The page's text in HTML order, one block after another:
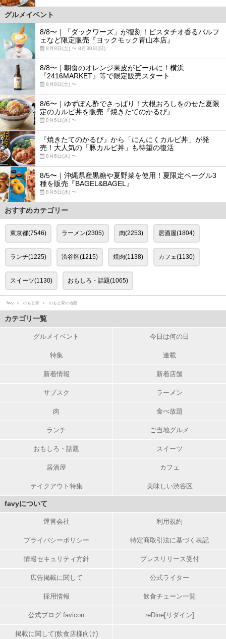
グルメイベント
8/8〜｜「ダックワーズ」が復刻！ピスタチオ香るパルフ
ェなど限定販売『ヨックモック青山本店』
8月8日(土) 〜 8月30日(日)
8/8〜｜朝食のオレンジ果皮がビールに！横浜
『2416MARKET』等で限定販売スタート
8月8日(土) 〜
8/6〜｜ゆずぽん酢でさっぱり！大根おろしをのせた夏限
定のカルビ丼を販売『焼きたてのかるび』
8月6日(木) 〜
『焼きたてのかるび』から「にんにくカルビ丼」が発
売！大人気の「豚カルビ丼」も待望の復活
8月6日(木) 〜
8/5〜｜沖縄県産黒糖や夏野菜を使用！夏限定ベーグル3
種を販売『BAGEL&BAGEL』
8月5日(水) 〜
おすすめカテゴリー
東京都(7546) ラーメン(2305) 肉(2253) 居酒屋(1804)
ランチ(1225) 渋谷区(1215) 焼肉(1138) カフェ(1130)
スイーツ(1130) おもしろ・話題(1065)
favy のもと家 のもと家の地図
カテゴリ一覧
グルメイベント 今日は何の日
特集 連載
新着情報 新着店舗
サブスク ラーメン
肉 食べ放題
ランチ ご当地グルメ
おもしろ・話題 スイーツ
居酒屋 カフェ
テイクアウト特集 美味しい渋谷区
favyについて
運営会社 利用規約
プライバシーポリシー 特定商取引法に基づく表記
情報セキュリティ方針 プレスリリース受付
広告掲載に関して 公式ライター
採用情報 飲食チェーン一覧
公式ブログ favicon reDine[リダイン]
掲載に関して(飲食店様向け)